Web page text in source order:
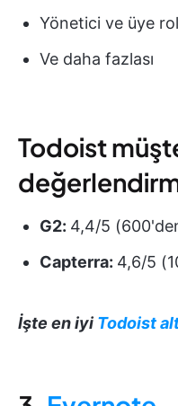
Yönetici ve üye
Ve daha fazlası
Todoist
G2: 4,4/5
Capterra: 4,6/5
İşte en iyi Todoist